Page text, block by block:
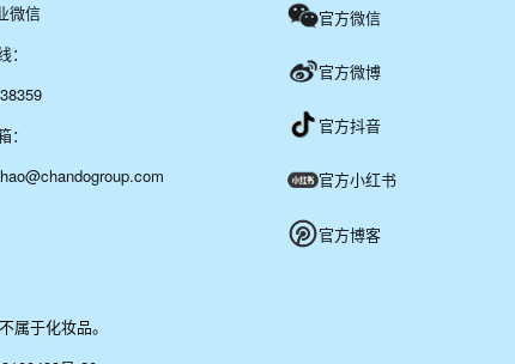
微信
官方微信
官方微博
官方抖音
官方小红书
官方博客
属于化妆品。